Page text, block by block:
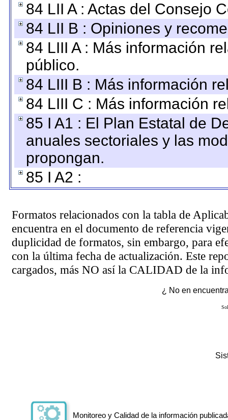
84 LII A : Actas del Consejo
84 LII B : Opiniones y
84 LIII A : Más información
público.
84 LIII B : Más información
84 LIII C : Más información
85 I A1 : El Plan Estatal de
anuales sectoriales y las
propongan.
85 I A2 :
Formatos relacionados con la tabla de
encuentra en el documento de referencia
duplicidad de formatos, sin embargo, para
con la última fecha de actualización. Este
cargados, más NO así la CALIDAD de la
¿ No en
Monitoreo y Calidad de la información